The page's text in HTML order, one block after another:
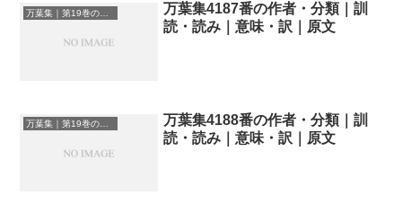
万葉集｜第19巻の和歌一覧
万葉集4187番の作者・分類｜訓
読・読み｜意味・訳｜原文
万葉集｜第19巻の和歌一覧
万葉集4188番の作者・分類｜訓
読・読み｜意味・訳｜原文